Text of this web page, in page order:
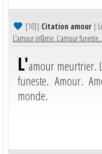
[10]| Citation amour |
L'amour infâme. L'amour funeste...
L'amour meurtrier.
funeste. Amour.
monde.